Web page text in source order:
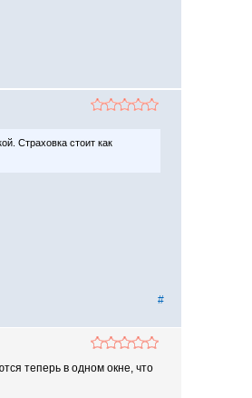
Страховка стоит как
#
теперь в одном окне, что